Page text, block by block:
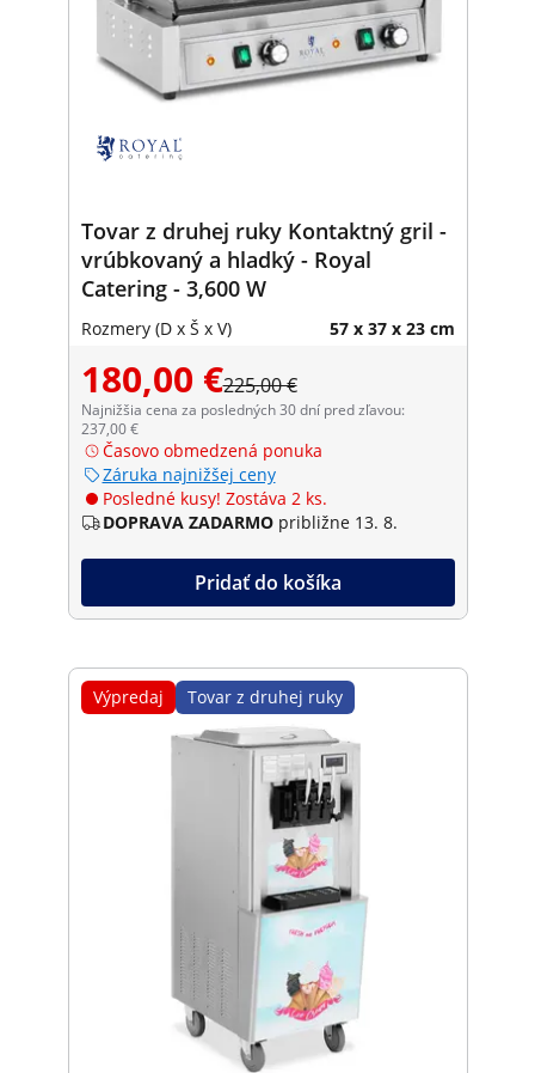
Tovar z druhej ruky Kontaktný gril -
vrúbkovaný a hladký - Royal
Catering - 3,600 W
Rozmery (D x Š x V) 57 x 37 x 23 cm
180,00 €225,00 €
Najnižšia cena za posledných 30 dní pred zľavou:
237,00 €
Časovo obmedzená ponuka
Záruka najnižšej ceny
Posledné kusy! Zostáva 2 ks.
DOPRAVA ZADARMO približne 13. 8.
Pridať do košíka
Výpredaj Tovar z druhej ruky